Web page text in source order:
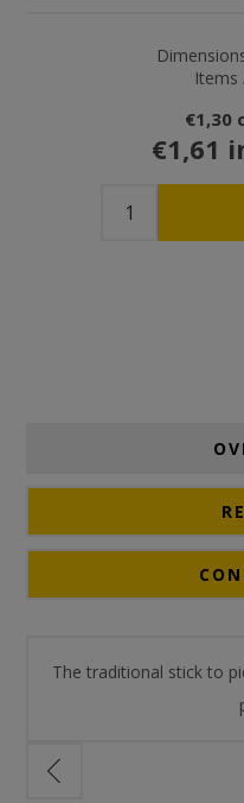
Items
€1,30
€1,61
The traditional stick to